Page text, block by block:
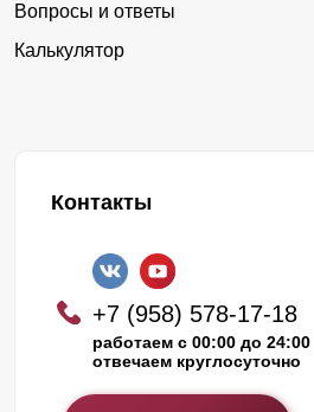
Вопросы и ответы
Калькулятор
Контакты
+7 (958) 578-17-18
работаем с 00:00 до 24:00
отвечаем круглосуточно